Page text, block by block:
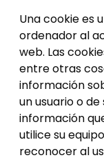
Una cookie es
ordenador al
web. Las
entre otras
información
un usuario o
información
utilice su
reconocer al